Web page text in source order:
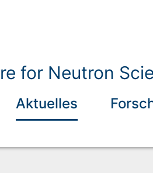
for Neutron
Aktuelles